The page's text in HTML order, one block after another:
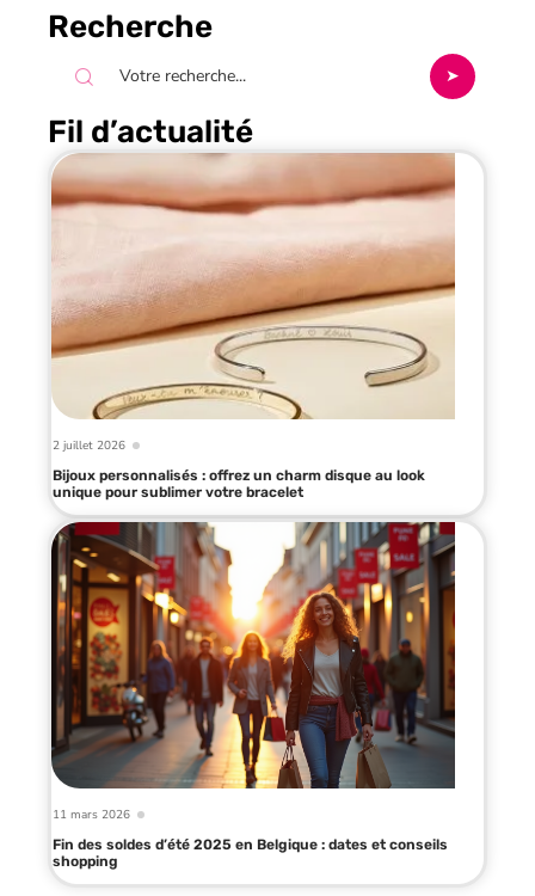
Recherche
Fil d’actualité
2 juillet 2026
Bijoux personnalisés : offrez un charm disque au look
unique pour sublimer votre bracelet
11 mars 2026
Fin des soldes d’été 2025 en Belgique : dates et conseils
shopping